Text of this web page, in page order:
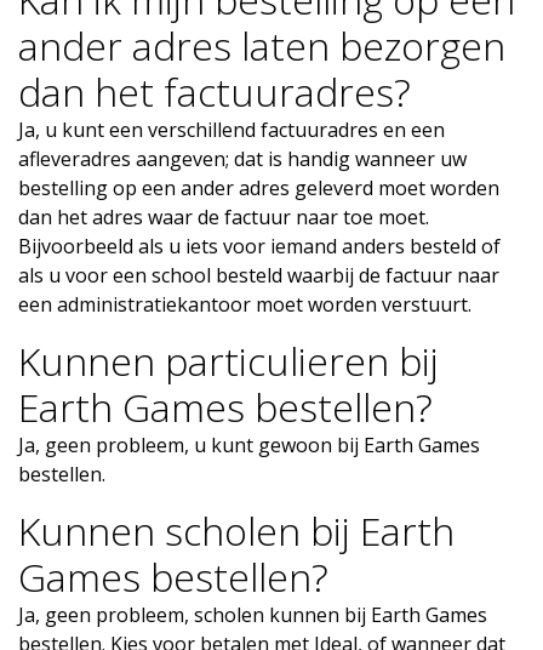
ander adres laten bezorgen
dan het factuuradres?
Ja, u kunt een verschillend factuuradres en een
afleveradres aangeven; dat is handig wanneer uw
bestelling op een ander adres geleverd moet worden
dan het adres waar de factuur naar toe moet.
Bijvoorbeeld als u iets voor iemand anders besteld of
als u voor een school besteld waarbij de factuur naar
een administratiekantoor moet worden verstuurt.
Kunnen particulieren bij
Earth Games bestellen?
Ja, geen probleem, u kunt gewoon bij Earth Games
bestellen.
Kunnen scholen bij Earth
Games bestellen?
Ja, geen probleem, scholen kunnen bij Earth Games
bestellen. Kies voor betalen met Ideal, of wanneer dat